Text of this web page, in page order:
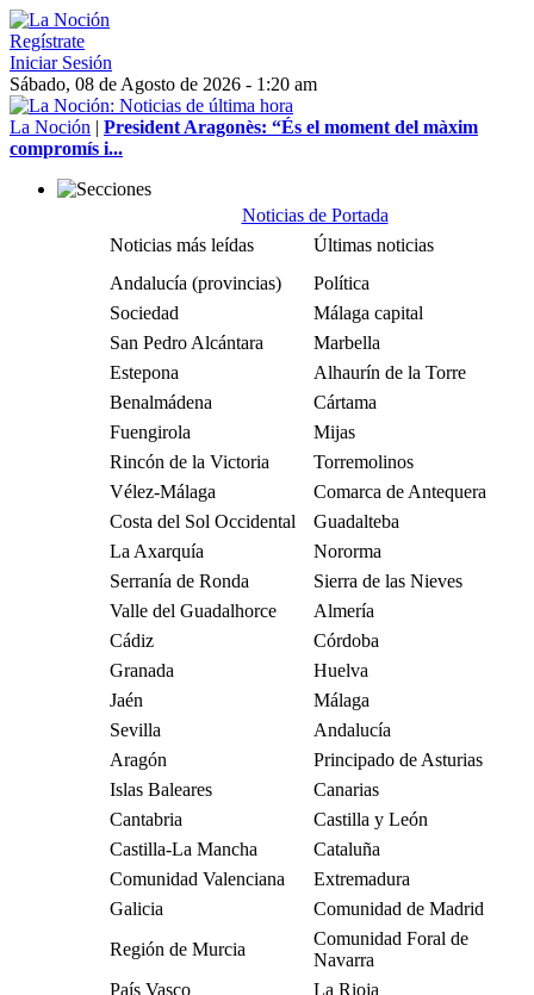
Regístrate
Iniciar Sesión
Sábado, 08 de Agosto de 2026 - 1:20 am
La Noción | President Aragonès: “És el moment del màxim
compromís i...
Noticias de Portada
Noticias más leídas
Últimas noticias
Andalucía (provincias)
Política
Sociedad
Málaga capital
San Pedro Alcántara
Marbella
Estepona
Alhaurín de la Torre
Benalmádena
Cártama
Fuengirola
Mijas
Rincón de la Victoria
Torremolinos
Vélez-Málaga
Comarca de Antequera
Costa del Sol Occidental
Guadalteba
La Axarquía
Nororma
Serranía de Ronda
Sierra de las Nieves
Valle del Guadalhorce
Almería
Cádiz
Córdoba
Granada
Huelva
Jaén
Málaga
Sevilla
Andalucía
Aragón
Principado de Asturias
Islas Baleares
Canarias
Cantabria
Castilla y León
Castilla-La Mancha
Cataluña
Comunidad Valenciana
Extremadura
Galicia
Comunidad de Madrid
Región de Murcia
Comunidad Foral de
Navarra
País Vasco
La Rioja